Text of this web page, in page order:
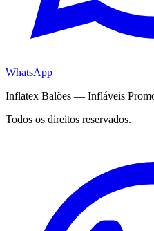
WhatsApp
Inflatex Balões — Infláveis
Todos os direitos reservados.